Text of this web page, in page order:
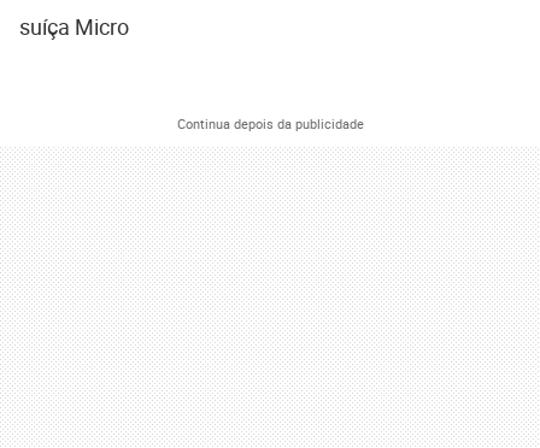
suíça Micro
Continua depois da publicidade